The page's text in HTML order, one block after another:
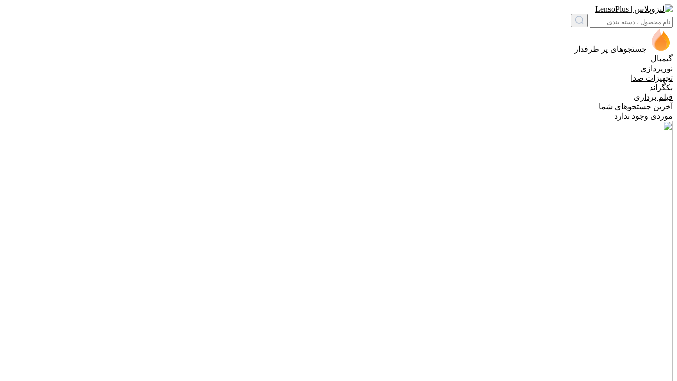
جستجوهای پر طرفدار
گیمبال
نورپردازی
تجهیزات صدا
بکگراند
فیلم برداری
آخرین جستجوهای شما
موردی وجود ندارد